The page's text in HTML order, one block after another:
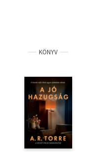
KÖNYV